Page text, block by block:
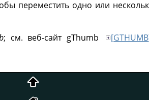
переместить одно или
; см. веб-сайт gThumb [GTHUMB